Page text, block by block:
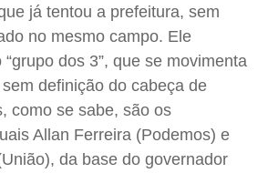
já tentou a prefeitura, sem
no mesmo campo. Ele
dos 3”, que se movimenta
definição do cabeça de
como se sabe, são os
Allan Ferreira (Podemos) e
da base do governador